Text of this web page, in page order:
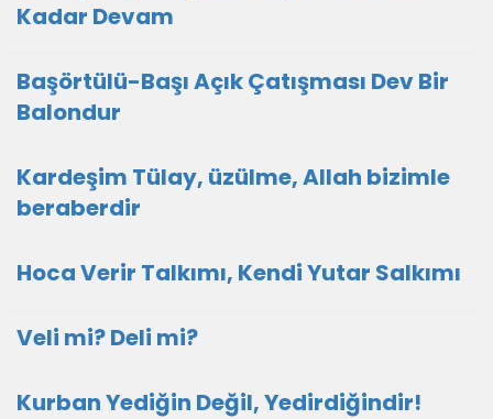
Kadar Devam
Başörtülü-Başı Açık Çatışması Dev Bir
Balondur
Kardeşim Tülay, üzülme, Allah bizimle
beraberdir
Hoca Verir Talkımı, Kendi Yutar Salkımı
Veli mi? Deli mi?
Kurban Yediğin Değil, Yedirdiğindir!